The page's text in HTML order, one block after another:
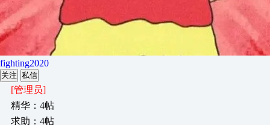
fighting2020
关注 私信
[管理员]
精华：4帖
求助：4帖